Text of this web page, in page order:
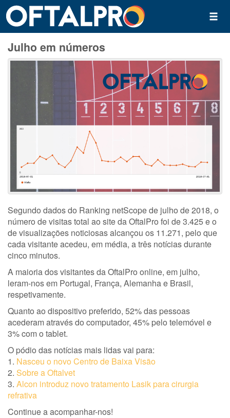
Julho em números
Segundo dados do Ranking netScope de julho de 2018, o
número de visitas total ao site da OftalPro foi de 3.425 e o
de visualizações noticiosas alcançou os 11.271, pelo que
cada visitante acedeu, em média, a três notícias durante
cinco minutos.
A maioria dos visitantes da OftalPro online, em julho,
leram-nos em Portugal, França, Alemanha e Brasil,
respetivamente.
Quanto ao dispositivo preferido, 52% das pessoas
acederam através do computador, 45% pelo telemóvel e
3% com o tablet.
O pódio das notícias mais lidas vai para:
1. Nasceu o novo Centro de Baixa Visão
2. Sobre a Oftalvet
3. Alcon introduz novo tratamento Lasik para cirurgia
refrativa
Continue a acompanhar-nos!